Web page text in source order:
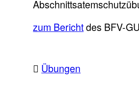
zum Berichtdes BFV-GU
Übungen